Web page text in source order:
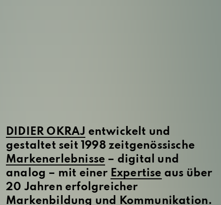
DIDIER OKRAJ entwickelt und
gestaltet seit 1998 zeitgenössische
Markenerlebnisse – digital und
analog – mit einer Expertise aus über
20 Jahren erfolgreicher
Markenbildung und Kommunikation.